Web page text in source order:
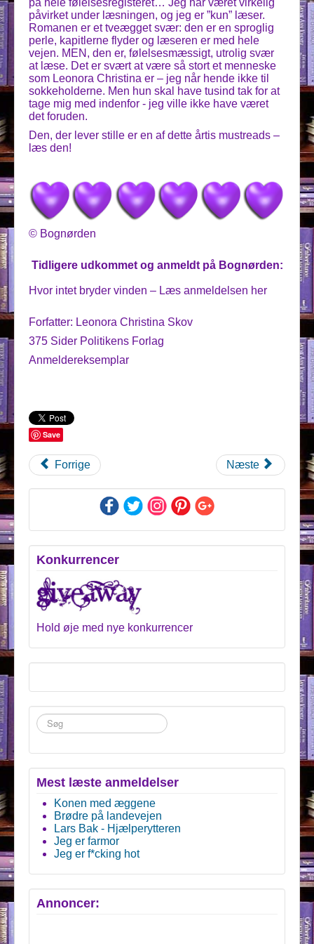
på hele følelsesregisteret… Jeg har været virkelig
påvirket under læsningen, og jeg er ”kun” læser.
Romanen er et tveægget svær: den er en sproglig
perle, kapitlerne flyder og læseren er med hele
vejen. MEN, den er, følelsesmæssigt, utrolig svær
at læse. Det er svært at være så stort et menneske
som Leonora Christina er – jeg når hende ikke til
sokkeholderne. Men hun skal have tusind tak for at
tage mig med indenfor - jeg ville ikke have været
det foruden.
Den, der lever stille er en af dette årtis mustreads –
læs den!
© Bognørden
Tidligere udkommet og anmeldt på Bognørden:
Hvor intet bryder vinden – Læs anmeldelsen her
Forfatter: Leonora Christina Skov
375 Sider Politikens Forlag
Anmeldereksemplar
Save
Forrige Næste
Konkurrencer
Hold øje med nye konkurrencer
Søg
...
Mest læste anmeldelser
Konen med æggene
Brødre på landevejen
Lars Bak - Hjælperytteren
Jeg er farmor
Jeg er f*cking hot
Annoncer: